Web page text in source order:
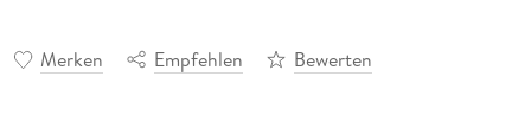
Merken Empfehlen Bewerten